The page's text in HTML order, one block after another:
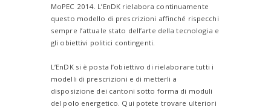
MoPEC 2014. L’EnDK rielabora continuamente
questo modello di prescrizioni affinché rispecchi
sempre l’attuale stato dell’arte della tecnologia e
gli obiettivi politici contingenti.
L’EnDK si è posta l’obiettivo di rielaborare tutti i
modelli di prescrizioni e di metterli a
disposizione dei cantoni sotto forma di moduli
del polo energetico. Qui potete trovare ulteriori